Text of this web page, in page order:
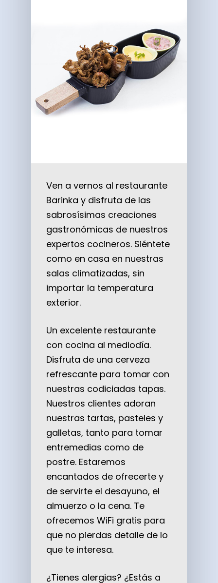
Ven a vernos al restaurante
Barinka y disfruta de las
sabrosísimas creaciones
gastronómicas de nuestros
expertos cocineros. Siéntete
como en casa en nuestras
salas climatizadas, sin
importar la temperatura
exterior.
Un excelente restaurante
con cocina al mediodía.
Disfruta de una cerveza
refrescante para tomar con
nuestras codiciadas tapas.
Nuestros clientes adoran
nuestras tartas, pasteles y
galletas, tanto para tomar
entremedias como de
postre. Estaremos
encantados de ofrecerte y
de servirte el desayuno, el
almuerzo o la cena. Te
ofrecemos WiFi gratis para
que no pierdas detalle de lo
que te interesa.
¿Tienes alergias? ¿Estás a